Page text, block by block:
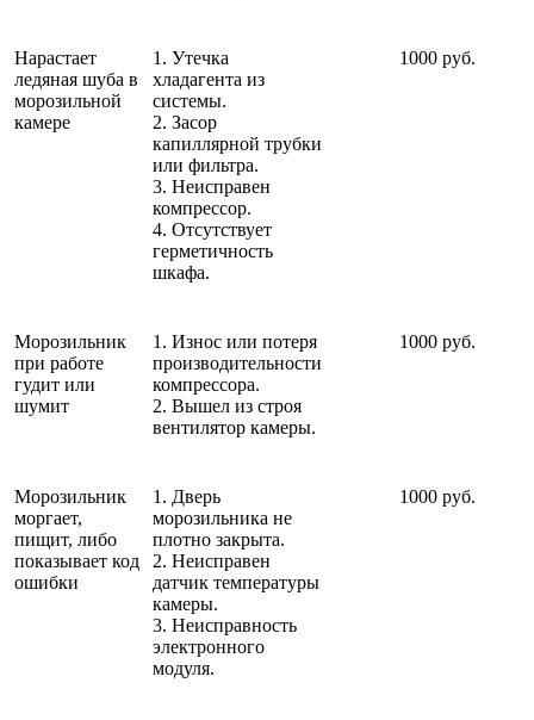
Нарастает
ледяная шуба в
морозильной
камере
1. Утечка
хладагента из
системы.
2. Засор
капиллярной трубки
или фильтра.
3. Неисправен
компрессор.
4. Отсутствует
герметичность
шкафа.
1000 руб.
Морозильник
при работе
гудит или
шумит
1. Износ или потеря
производительности
компрессора.
2. Вышел из строя
вентилятор камеры.
1000 руб.
Морозильник
моргает,
пищит, либо
показывает код
ошибки
1. Дверь
морозильника не
плотно закрыта.
2. Неисправен
датчик температуры
камеры.
3. Неисправность
электронного
модуля.
1000 руб.